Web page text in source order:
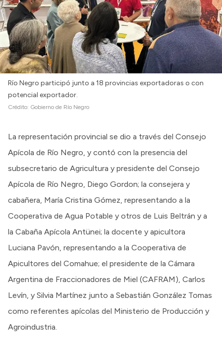
Río Negro participó junto a 18 provincias exportadoras o con
potencial exportador.
Crédito: Gobierno de Río Negro
La representación provincial se dio a través del Consejo
Apícola de Río Negro, y contó con la presencia del
subsecretario de Agricultura y presidente del Consejo
Apícola de Río Negro, Diego Gordon; la consejera y
cabañera, María Cristina Gómez, representando a la
Cooperativa de Agua Potable y otros de Luis Beltrán y a
la Cabaña Apícola Antünei; la docente y apicultora
Luciana Pavón, representando a la Cooperativa de
Apicultores del Comahue; el presidente de la Cámara
Argentina de Fraccionadores de Miel (CAFRAM), Carlos
Levín, y Silvia Martínez junto a Sebastián González Tomas
como referentes apícolas del Ministerio de Producción y
Agroindustria.